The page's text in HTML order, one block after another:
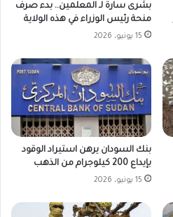
بشرى سارة لـ المعلمين.. بدء صرف
منحة رئيس الوزراء في هذه الولاية
15 يونيو، 2026
بنك السودان يرهن استيراد الوقود
بإيداع 200 كيلوجرام من الذهب
15 يونيو، 2026